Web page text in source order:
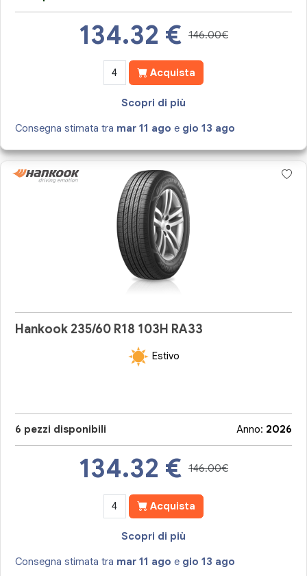
134.32 € 146.00€
Acquista
Scopri di più
Consegna stimata tra mar 11 ago e gio 13 ago
Hankook 235/60 R18 103H RA33
Estivo
6 pezzi disponibili Anno: 2026
134.32 € 146.00€
Acquista
Scopri di più
Consegna stimata tra mar 11 ago e gio 13 ago